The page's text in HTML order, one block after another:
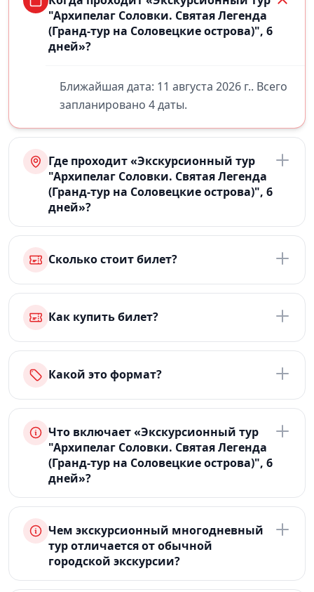
"Архипелаг Соловки. Святая Легенда
(Гранд-тур на Соловецкие острова)", 6
дней»?
Ближайшая дата: 11 августа 2026 г.. Всего
запланировано 4 даты.
Где проходит «Экскурсионный тур
"Архипелаг Соловки. Святая Легенда
(Гранд-тур на Соловецкие острова)", 6
дней»?
Сколько стоит билет?
Как купить билет?
Какой это формат?
Что включает «Экскурсионный тур
"Архипелаг Соловки. Святая Легенда
(Гранд-тур на Соловецкие острова)", 6
дней»?
Чем экскурсионный многодневный
тур отличается от обычной
городской экскурсии?